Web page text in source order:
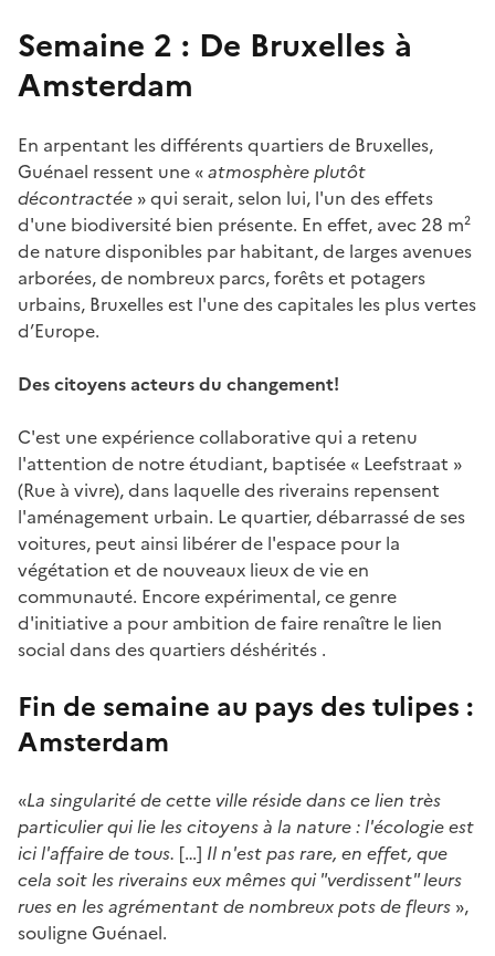
Semaine 2 : De Bruxelles à
Amsterdam
En arpentant les différents quartiers de Bruxelles,
Guénael ressent une «atmosphère plutôt
décontractée » qui serait, selon lui, l'un des effets
d'une biodiversité bien présente. En effet, avec 28 m²
de nature disponibles par habitant, de larges avenues
arborées, de nombreux parcs, forêts et potagers
urbains, Bruxelles est l'une des capitales les plus vertes
d’Europe.
Des citoyens acteurs du changement!
C'est une expérience collaborative qui a retenu
l'attention de notre étudiant, baptisée « Leefstraat »
(Rue à vivre), dans laquelle des riverains repensent
l'aménagement urbain. Le quartier, débarrassé de ses
voitures, peut ainsi libérer de l'espace pour la
végétation et de nouveaux lieux de vie en
communauté. Encore expérimental, ce genre
d'initiative a pour ambition de faire renaître le lien
social dans des quartiers déshérités .
Fin de semaine au pays des tulipes :
Amsterdam
«La singularité de cette ville réside dans ce lien très
particulier qui lie les citoyens à la nature : l'écologie est
ici l'affaire de tous. […] Il n'est pas rare, en effet, que
cela soit les riverains eux mêmes qui "verdissent" leurs
rues en les agrémentant de nombreux pots de fleurs »,
souligne Guénael.